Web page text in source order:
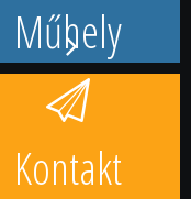
Műhely
Kontakt